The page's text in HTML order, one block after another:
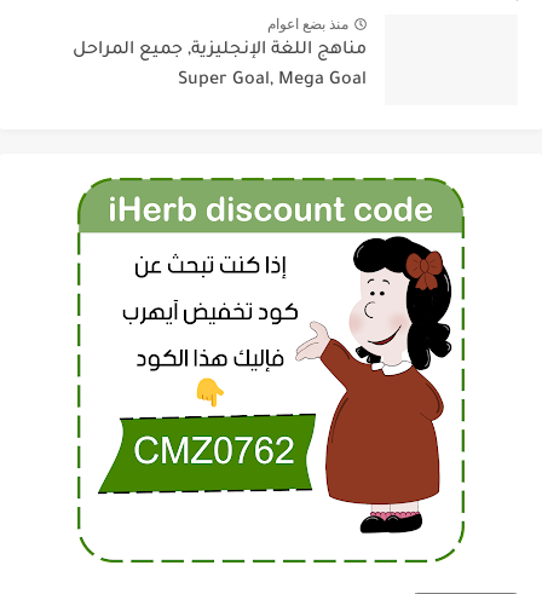
منذ بضع اعوام
مناهج اللغة الإنجليزية, جميع المراحل
Super Goal, Mega Goal